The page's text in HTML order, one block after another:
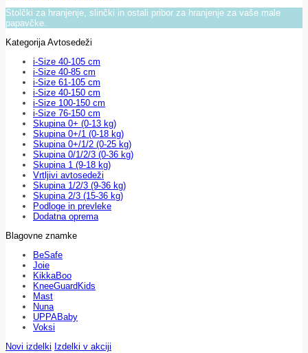
Stolčki za hranjenje, slinčki in ostali pribor za hranjenje za vaše male
papavčke.
Kategorija Avtosedeži
i-Size 40-105 cm
i-Size 40-85 cm
i-Size 61-105 cm
i-Size 40-150 cm
i-Size 100-150 cm
i-Size 76-150 cm
Skupina 0+ (0-13 kg)
Skupina 0+/1 (0-18 kg)
Skupina 0+/1/2 (0-25 kg)
Skupina 0/1/2/3 (0-36 kg)
Skupina 1 (9-18 kg)
Vrtljivi avtosedeži
Skupina 1/2/3 (9-36 kg)
Skupina 2/3 (15-36 kg)
Podloge in prevleke
Dodatna oprema
Blagovne znamke
BeSafe
Joie
KikkaBoo
KneeGuardKids
Mast
Nuna
UPPABaby
Voksi
Novi izdelki Izdelki v akciji